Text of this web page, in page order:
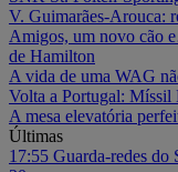
V. Guimarães-Arouca:
Amigos, um novo cão
de Hamilton
A vida de uma WAG
Volta a Portugal: Míssil
A mesa elevatória
Últimas
17:55 Guarda-redes do